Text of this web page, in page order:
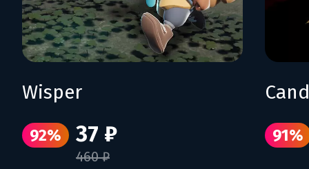
Wisper
92% 37 ₽
460 ₽
91%